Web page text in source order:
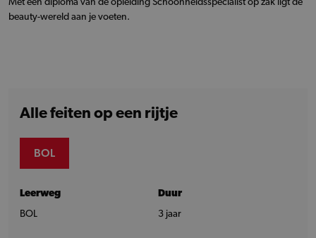
Met een diploma van de opleiding Schoonheidsspecialist op zak ligt de
beauty-wereld aan je voeten.
Alle feiten op een rijtje
BOL
Leerweg
BOL
Duur
3 jaar